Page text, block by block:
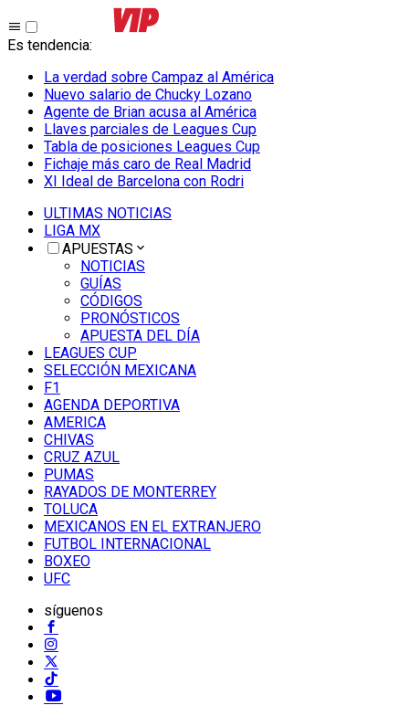
Es tendencia:
La verdad sobre Campaz al América
Nuevo salario de Chucky Lozano
Agente de Brian acusa al América
Llaves parciales de Leagues Cup
Tabla de posiciones Leagues Cup
Fichaje más caro de Real Madrid
XI Ideal de Barcelona con Rodri
ULTIMAS NOTICIAS
LIGA MX
APUESTAS
NOTICIAS
GUÍAS
CÓDIGOS
PRONÓSTICOS
APUESTA DEL DÍA
LEAGUES CUP
SELECCIÓN MEXICANA
F1
AGENDA DEPORTIVA
AMERICA
CHIVAS
CRUZ AZUL
PUMAS
RAYADOS DE MONTERREY
TOLUCA
MEXICANOS EN EL EXTRANJERO
FUTBOL INTERNACIONAL
BOXEO
UFC
síguenos